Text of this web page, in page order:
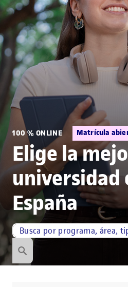
100 % ONLINE Matrícula
Elige la
universidad
España
Búsqueda por palabra
¿Qué estás buscando?